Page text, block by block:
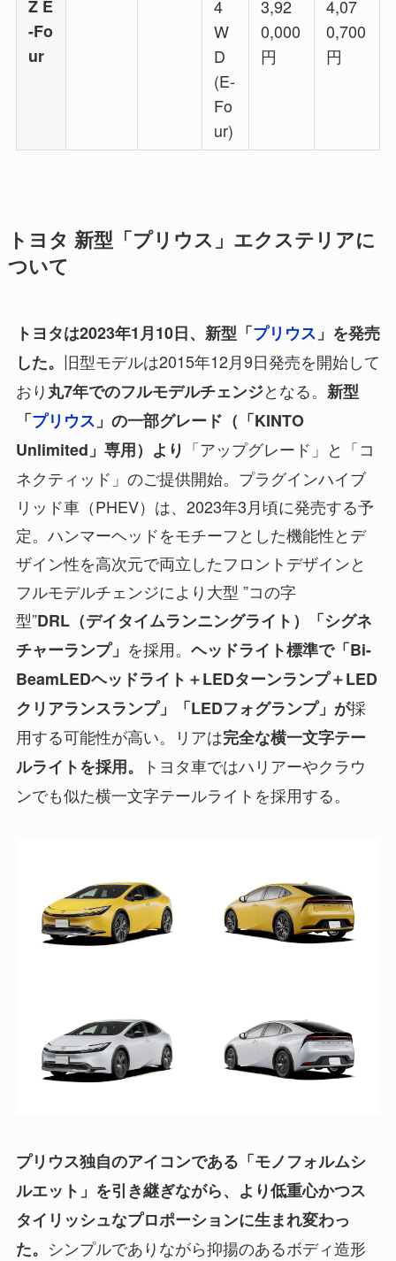
Z E
-Fo
ur
4
W
D
(E-
Fo
ur)
3,92
0,000
円
4,07
0,700
円
トヨタ 新型「プリウス」エクステリアに
ついて
トヨタは2023年1月10日、新型「プリウス 」を発売
した。 旧型モデルは2015年12月9日発売を開始して
おり丸7年でのフルモデルチェンジとなる。 新型
「プリウス 」の一部グレード（「KINTO
Unlimited」専用）より 「アップグレード」と「コ
ネクティッド」のご提供開始。プラグインハイブ
リッド車（PHEV）は、2023年3月頃に発売する予
定。ハンマーヘッドをモチーフとした機能性とデ
ザイン性を高次元で両立したフロントデザインと
フルモデルチェンジにより大型 ”コの字
型”DRL（デイタイムランニングライト）「シグネ
チャーランプ」 を採用。 ヘッドライト標準で「Bi-
BeamLEDヘッドライト＋LEDターンランプ＋LED
クリアランスランプ」「LEDフォグランプ」が採
用する可能性が高い。リアは完全な横一文字テー
ルライトを採用。
トヨタ車ではハリアーやクラウ
ンでも似た横一文字テールライトを採用する。
プリウス独自のアイコンである「モノフォルムシ
ルエット」を引き継ぎながら、より低重心かつス
タイリッシュなプロポーションに生まれ変わっ
た。 シンプルでありながら抑揚のあるボディ造形